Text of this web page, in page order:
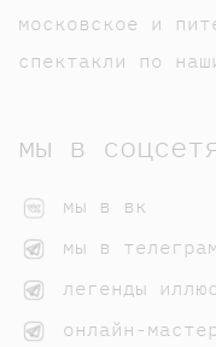
московское и
спектакли по
мы в
мы в вк
мы в
легенды
онлайн-